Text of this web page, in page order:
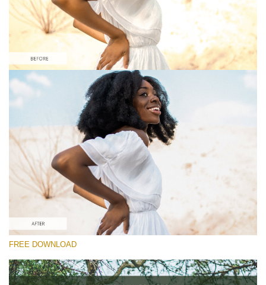
Proszę wybrać
Free Instagram Preset #34
Wedding Classic
(30 Lr Presets)
Luxe Wedding
(230 Lr Presets)
(2067 Lr Presets)
Darmowe Pobieranie
FREE DOWNLOAD